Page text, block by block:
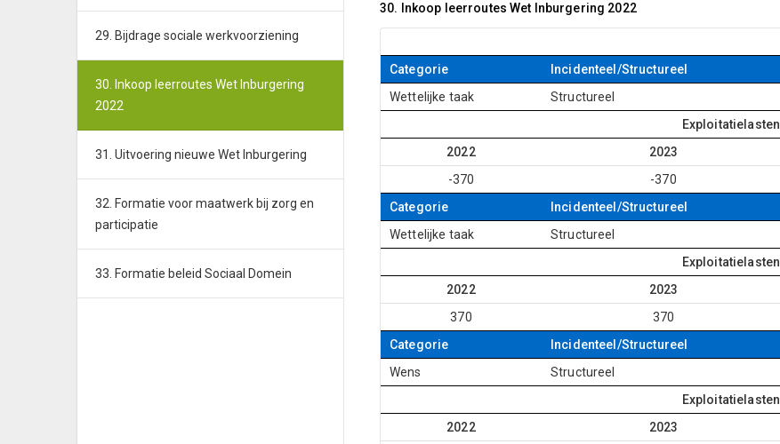
29. Bijdrage sociale werkvoorziening
30. Inkoop leerroutes Wet Inburgering
2022
31. Uitvoering nieuwe Wet Inburgering
32. Formatie voor maatwerk bij zorg en
participatie
33. Formatie beleid Sociaal Domein
30. Inkoop leerroutes Wet Inburgering 2022
Categorie
Incidenteel/Structureel
Wettelijke taak
Structureel
Exploitatielasten
2022
2023
-370
-370
Categorie
Incidenteel/Structureel
Wettelijke taak
Structureel
Exploitatielasten
2022
2023
370
370
Categorie
Incidenteel/Structureel
Wens
Structureel
Exploitatielasten
2022
2023